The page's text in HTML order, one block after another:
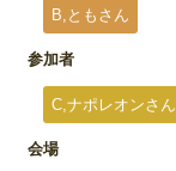
B,ともさん
参加者
C,ナポレオンさん
会場